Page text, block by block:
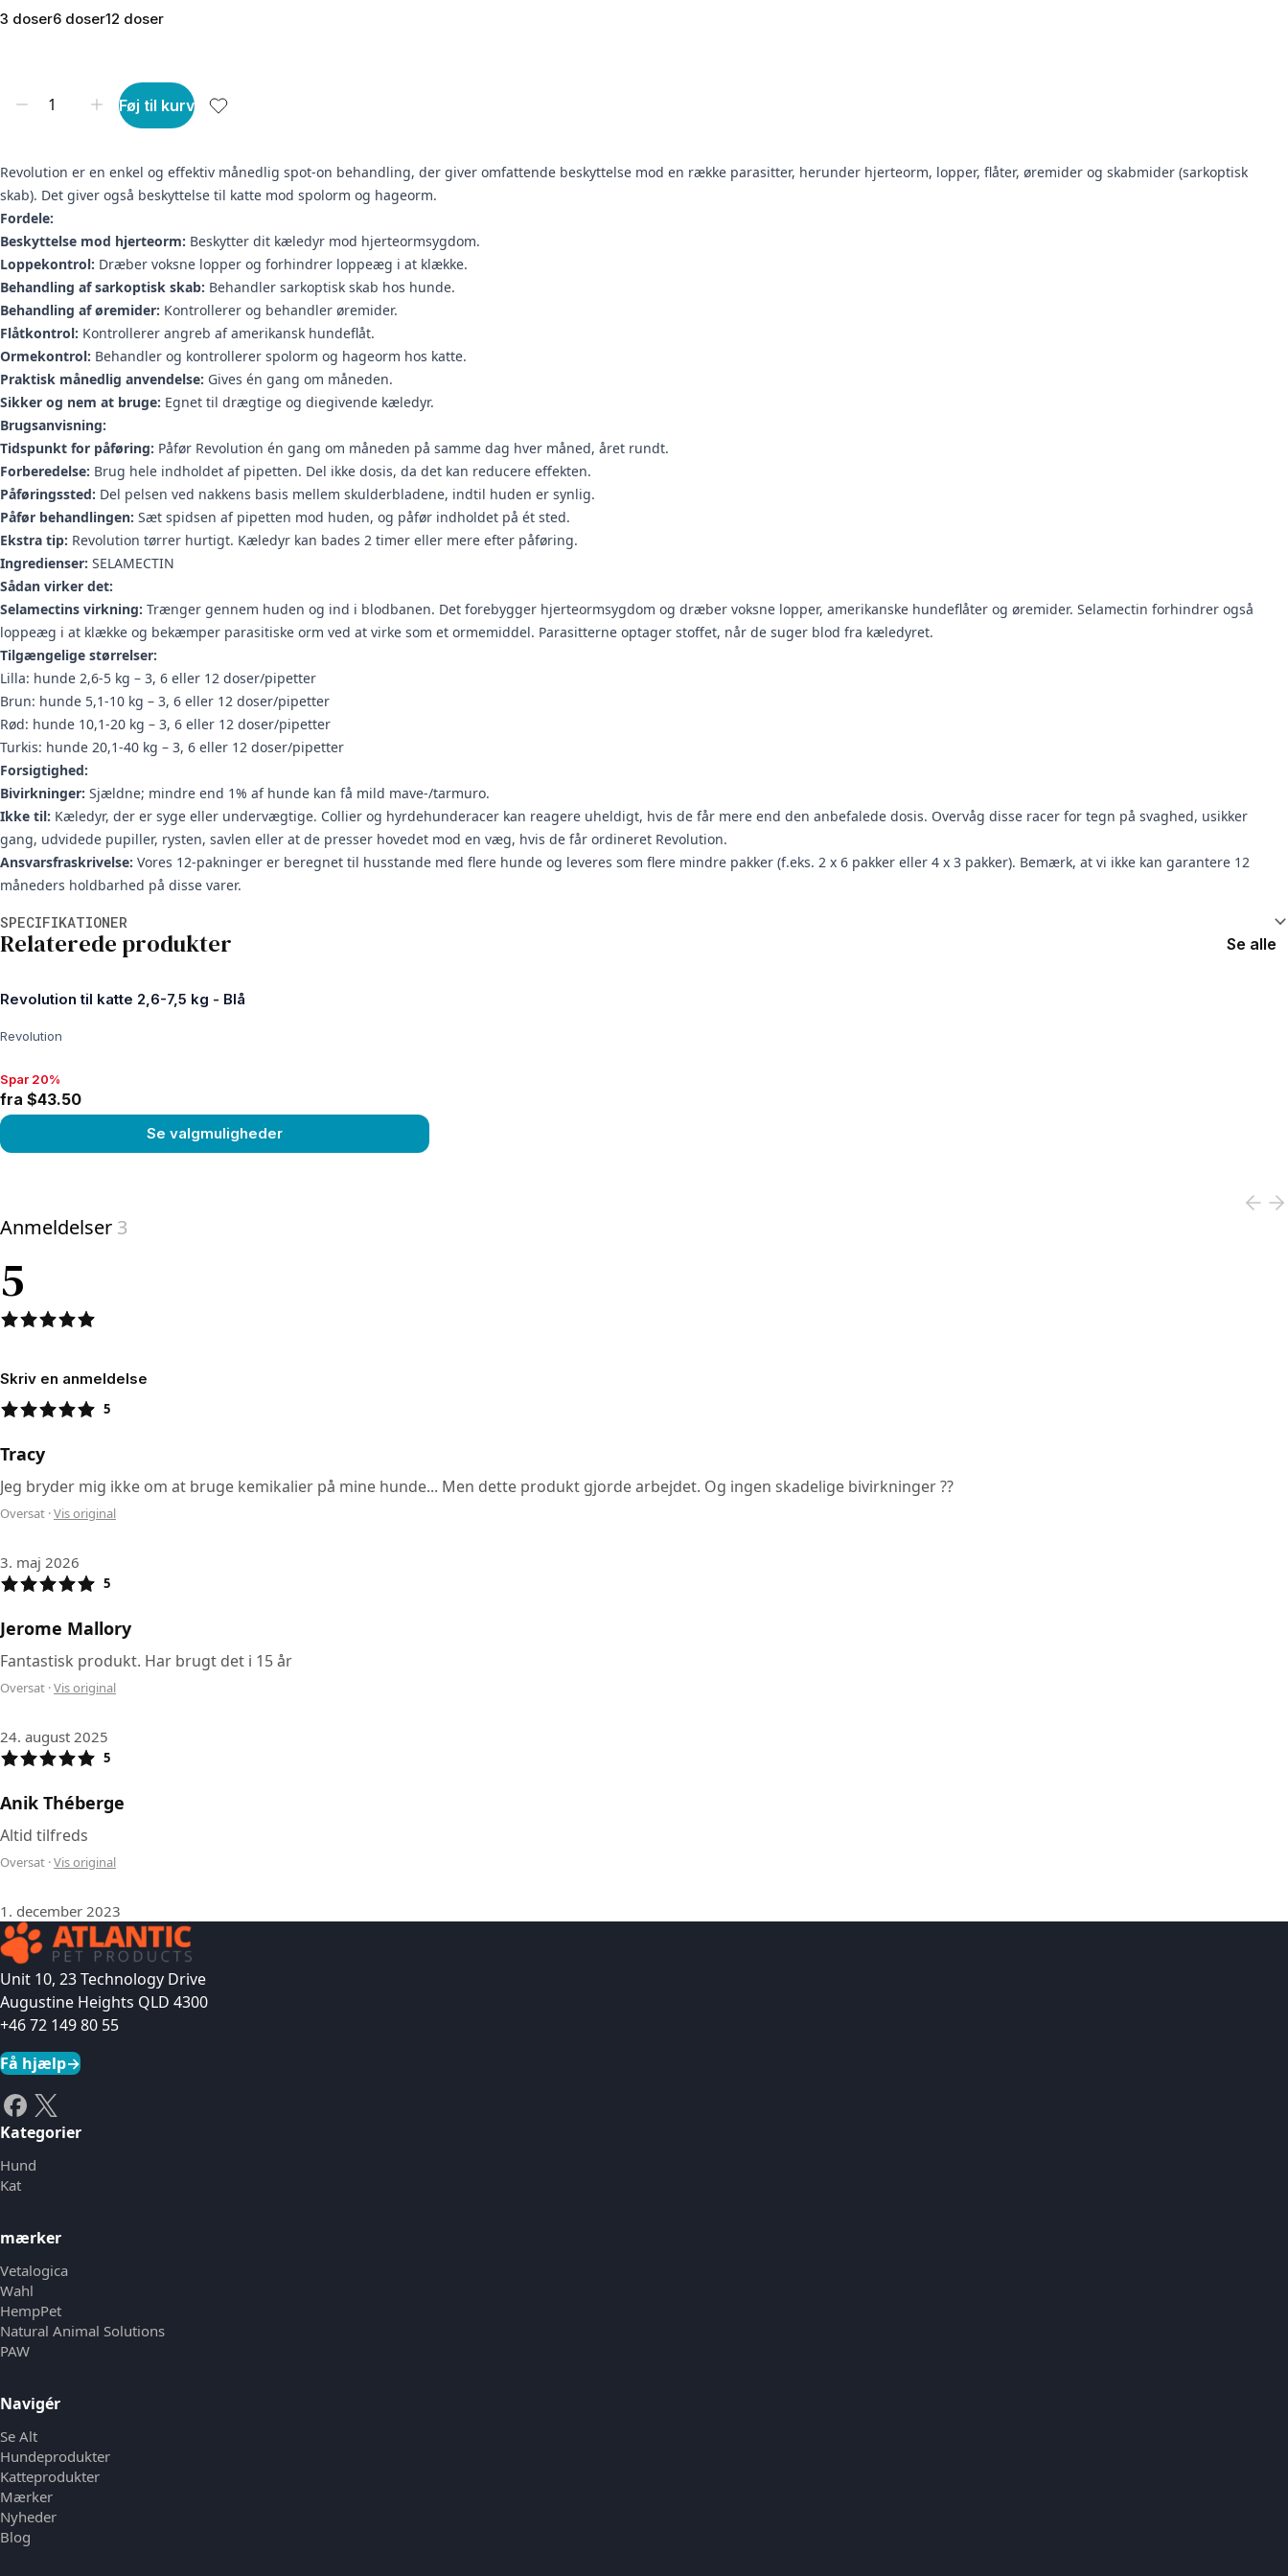
3 doser6 doser12 doser
Føj til kurv
Revolution er en enkel og effektiv månedlig spot-on behandling, der giver omfattende beskyttelse mod en række parasitter, herunder hjerteorm, lopper, flåter, øremider og skabmider (sarkoptisk
skab). Det giver også beskyttelse til katte mod spolorm og hageorm.
Fordele:
Beskyttelse mod hjerteorm: Beskytter dit kæledyr mod hjerteormsygdom.
Loppekontrol: Dræber voksne lopper og forhindrer loppeæg i at klække.
Behandling af sarkoptisk skab: Behandler sarkoptisk skab hos hunde.
Behandling af øremider: Kontrollerer og behandler øremider.
Flåtkontrol: Kontrollerer angreb af amerikansk hundeflåt.
Ormekontrol: Behandler og kontrollerer spolorm og hageorm hos katte.
Praktisk månedlig anvendelse: Gives én gang om måneden.
Sikker og nem at bruge: Egnet til drægtige og diegivende kæledyr.
Brugsanvisning:
Tidspunkt for påføring: Påfør Revolution én gang om måneden på samme dag hver måned, året rundt.
Forberedelse: Brug hele indholdet af pipetten. Del ikke dosis, da det kan reducere effekten.
Påføringssted: Del pelsen ved nakkens basis mellem skulderbladene, indtil huden er synlig.
Påfør behandlingen: Sæt spidsen af pipetten mod huden, og påfør indholdet på ét sted.
Ekstra tip: Revolution tørrer hurtigt. Kæledyr kan bades 2 timer eller mere efter påføring.
Ingredienser: SELAMECTIN
Sådan virker det:
Selamectins virkning: Trænger gennem huden og ind i blodbanen. Det forebygger hjerteormsygdom og dræber voksne lopper, amerikanske hundeflåter og øremider. Selamectin forhindrer også
loppeæg i at klække og bekæmper parasitiske orm ved at virke som et ormemiddel. Parasitterne optager stoffet, når de suger blod fra kæledyret.
Tilgængelige størrelser:
Lilla: hunde 2,6-5 kg – 3, 6 eller 12 doser/pipetter
Brun: hunde 5,1-10 kg – 3, 6 eller 12 doser/pipetter
Rød: hunde 10,1-20 kg – 3, 6 eller 12 doser/pipetter
Turkis: hunde 20,1-40 kg – 3, 6 eller 12 doser/pipetter
Forsigtighed:
Bivirkninger: Sjældne; mindre end 1% af hunde kan få mild mave-/tarmuro.
Ikke til: Kæledyr, der er syge eller undervægtige. Collier og hyrdehunderacer kan reagere uheldigt, hvis de får mere end den anbefalede dosis. Overvåg disse racer for tegn på svaghed, usikker
gang, udvidede pupiller, rysten, savlen eller at de presser hovedet mod en væg, hvis de får ordineret Revolution.
Ansvarsfraskrivelse: Vores 12-pakninger er beregnet til husstande med flere hunde og leveres som flere mindre pakker (f.eks. 2 x 6 pakker eller 4 x 3 pakker). Bemærk, at vi ikke kan garantere 12
måneders holdbarhed på disse varer.
SPECIFIKATIONER
Relaterede produkter Se alle
Revolution til katte 2,6-7,5 kg - Blå
Revolution
Spar 20%, fra $43.50
Spar 20%
fra $43.50
Se valgmuligheder
Anmeldelser 3
5
Skriv en anmeldelse
5
Tracy
Jeg bryder mig ikke om at bruge kemikalier på mine hunde... Men dette produkt gjorde arbejdet. Og ingen skadelige bivirkninger ??
Oversat ·Vis original
3. maj 2026
5
Jerome Mallory
Fantastisk produkt. Har brugt det i 15 år
Oversat ·Vis original
24. august 2025
5
Anik Théberge
Altid tilfreds
Oversat ·Vis original
1. december 2023
Unit 10, 23 Technology Drive
Augustine Heights QLD 4300
+46 72 149 80 55
Få hjælp→
Kategorier
Hund
Kat
mærker
Vetalogica
Wahl
HempPet
Natural Animal Solutions
PAW
Navigér
Se Alt
Hundeprodukter
Katteprodukter
Mærker
Nyheder
Blog